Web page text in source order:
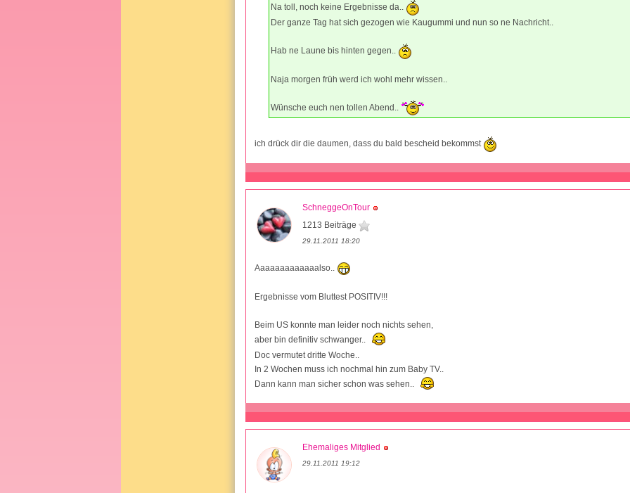
Na toll, noch keine Ergebnisse da..
Der ganze Tag hat sich gezogen wie Kaugummi und nun so ne Nachricht..
Hab ne Laune bis hinten gegen..
Naja morgen früh werd ich wohl mehr wissen..
Wünsche euch nen tollen Abend..
ich drück dir die daumen, dass du bald bescheid bekommst
SchneggeOnTour
1213 Beiträge
29.11.2011 18:20
Aaaaaaaaaaaaalso..
Ergebnisse vom Bluttest POSITIV!!!
Beim US konnte man leider noch nichts sehen,
aber bin definitiv schwanger..
Doc vermutet dritte Woche..
In 2 Wochen muss ich nochmal hin zum Baby TV..
Dann kann man sicher schon was sehen..
Ehemaliges Mitglied
29.11.2011 19:12